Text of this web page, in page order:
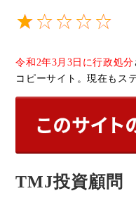
令和2年3月3日に行政処分
コピーサイト。現在もス
TMJ投資顧問